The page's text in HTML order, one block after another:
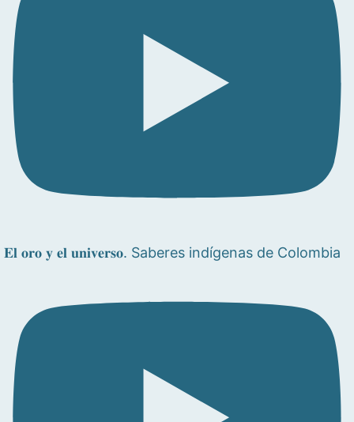
𝐄𝐥 𝐨𝐫𝐨 𝐲 𝐞𝐥 𝐮𝐧𝐢𝐯𝐞𝐫𝐬𝐨. Saberes indígenas de Colombia